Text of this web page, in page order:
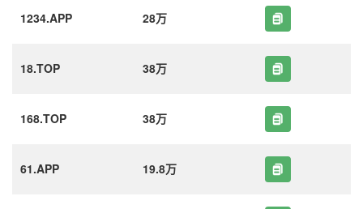
1234.APP 28万
18.TOP 38万
168.TOP 38万
61.APP 19.8万